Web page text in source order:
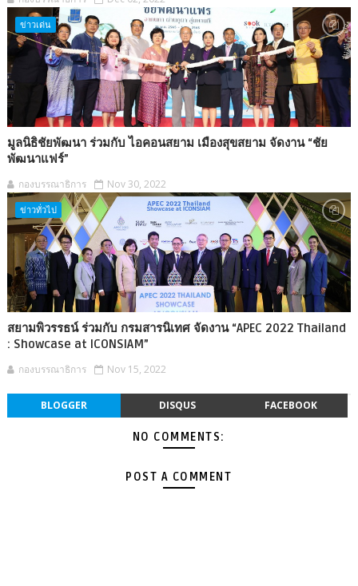
ข่าวเด่น
มูลนิธิชัยพัฒนา ร่วมกับ ไอคอนสยาม เมืองสุขสยาม จัดงาน “ชัย
พัฒนาแฟร์”
กองบรรณาธิการ Nov 30, 2022
ข่าวทั่วไป
สยามพิวรรธน์ ร่วมกับ กรมสารนิเทศ จัดงาน “APEC 2022 Thailand
: Showcase at ICONSIAM”
กองบรรณาธิการ Nov 15, 2022
BLOGGER DISQUS FACEBOOK
NO COMMENTS:
POST A COMMENT